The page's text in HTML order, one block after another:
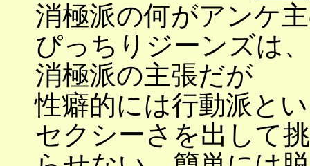
消極派の何がアンケ
ぴっちりジーンズは
消極派の主張だが
性癖的には行動派と
セクシーさを出して